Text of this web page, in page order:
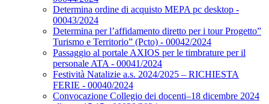
Determina ordine di acquisto MEPA pc desktop -
00043/2024
Determina per l’affidamento diretto per i tour Progetto”
Turismo e Territorio” (Pcto) - 00042/2024
Passaggio al portale AXIOS per le timbrature per il
personale ATA - 00041/2024
Festività Natalizie a.s. 2024/2025 – RICHIESTA
FERIE - 00040/2024
Convocazione Collegio dei docenti–18 dicembre 2024